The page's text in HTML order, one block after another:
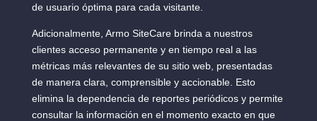
de usuario óptima para cada visitante.
Adicionalmente, Armo SiteCare brinda a nuestros
clientes acceso permanente y en tiempo real a las
métricas más relevantes de su sitio web, presentadas
de manera clara, comprensible y accionable. Esto
elimina la dependencia de reportes periódicos y permite
consultar la información en el momento exacto en que